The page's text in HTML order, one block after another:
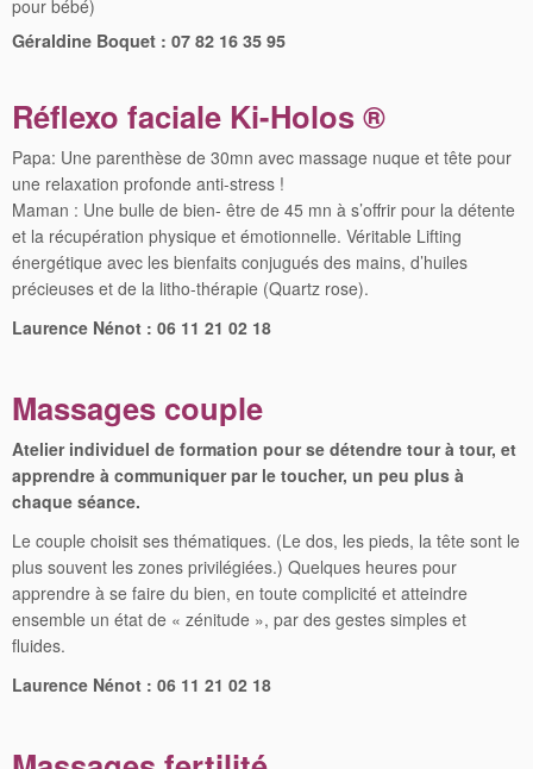
pour bébé)
Géraldine Boquet : 07 82 16 35 95
Réflexo faciale Ki-Holos ®
Papa: Une parenthèse de 30mn avec massage nuque et tête pour
une relaxation profonde anti-stress !
Maman : Une bulle de bien- être de 45 mn à s’offrir pour la détente
et la récupération physique et émotionnelle. Véritable Lifting
énergétique avec les bienfaits conjugués des mains, d’huiles
précieuses et de la litho-thérapie (Quartz rose).
Laurence Nénot : 06 11 21 02 18
Massages couple
Atelier individuel de formation pour se détendre tourà tour, et
apprendre à communiquer par le toucher, un peu plus à
chaque séance.
Le couple choisit ses thématiques. (Le dos, les pieds, la tête sont le
plus souvent les zones privilégiées.) Quelques heures pour
apprendre à se faire du bien, en toute complicité et atteindre
ensemble un état de « zénitude », par des gestes simples et
fluides.
Laurence Nénot : 06 11 21 02 18